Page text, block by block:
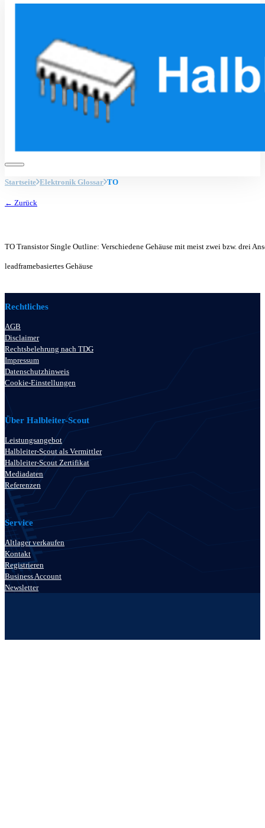
Startseite Elektronik Glossar TO
← Zurück
TO Transistor Single Outline: Verschiedene Gehäuse mit meist zwei bzw. drei
leadframebasiertes Gehäuse
Rechtliches
AGB
Disclaimer
Rechtsbelehrung nach TDG
Impressum
Datenschutzhinweis
Cookie-Einstellungen
Über Halbleiter-Scout
Leistungsangebot
Halbleiter-Scout als Vermittler
Halbleiter-Scout Zertifikat
Mediadaten
Referenzen
Service
Altlager verkaufen
Kontakt
Registrieren
Business Account
Newsletter